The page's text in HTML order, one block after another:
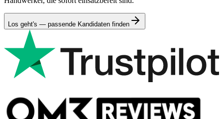
Los geht's — passende Kandidaten finden